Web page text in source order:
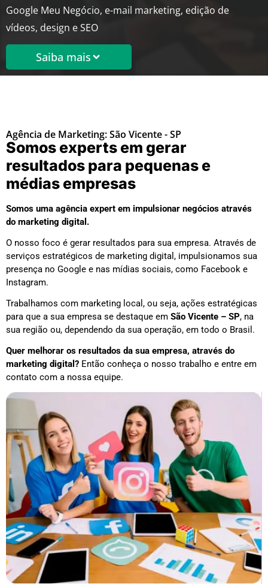
Google Meu Negócio, e-mail marketing, edição de
vídeos, design e SEO
Saiba mais
Agência de Marketing: São Vicente - SP
Somos experts em gerar
resultados para pequenas e
médias empresas
Somos uma agência expert em impulsionar negócios através
do marketing digital.
O nosso foco é gerar resultados para sua empresa. Através de
serviços estratégicos de marketing digital, impulsionamos sua
presença no Google e nas mídias sociais, como Facebook e
Instagram.
Trabalhamos com marketing local, ou seja, ações estratégicas
para que a sua empresa se destaque em São Vicente – SP, na
sua região ou, dependendo da sua operação, em todo o Brasil.
Quer melhorar os resultados da sua empresa, através do
marketing digital? Então conheça o nosso trabalho e entre em
contato com a nossa equipe.